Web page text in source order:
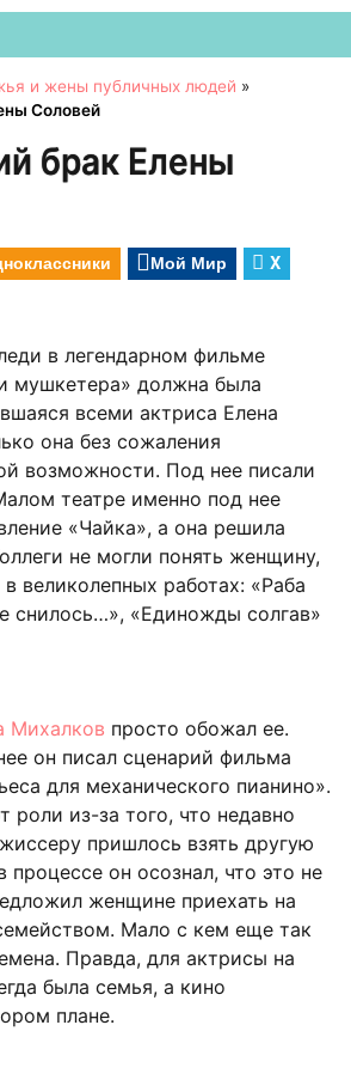
и жены публичных людей »
Соловей
брак Елены
Мой Мир X
в легендарном фильме
мушкетера» должна была
всеми актриса Елена
она без сожаления
возможности. Под нее писали
театре именно под нее
«Чайка», а она решила
не могли понять женщину,
великолепных работах: «Раба
снилось…», «Единожды солгав»
Михалков просто обожал ее.
он писал сценарий фильма
для механического пианино».
роли из-за того, что недавно
пришлось взять другую
процессе он осознал, что это не
женщине приехать на
Мало с кем еще так
Правда, для актрисы на
была семья, а кино
плане.